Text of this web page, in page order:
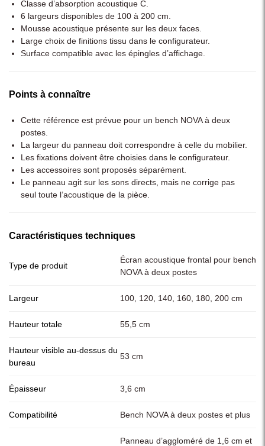
Classe d’absorption acoustique C.
6 largeurs disponibles de 100 à 200 cm.
Mousse acoustique présente sur les deux faces.
Large choix de finitions tissu dans le configurateur.
Surface compatible avec les épingles d’affichage.
Points à connaître
Cette référence est prévue pour un bench NOVA à deux
postes.
La largeur du panneau doit correspondre à celle du mobilier.
Les fixations doivent être choisies dans le configurateur.
Les accessoires sont proposés séparément.
Le panneau agit sur les sons directs, mais ne corrige pas
seul toute l’acoustique de la pièce.
Caractéristiques techniques
Type de produit
Écran acoustique frontal pour bench
NOVA à deux postes
Largeur 100, 120, 140, 160, 180, 200 cm
Hauteur totale 55,5 cm
Hauteur visible au-dessus du
bureau
53 cm
Épaisseur 3,6 cm
Compatibilité Bench NOVA à deux postes et plus
Panneau d’aggloméré de 1,6 cm et